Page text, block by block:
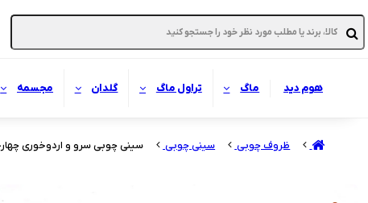
هوم دید ماگ تراول ماگ گلدان مجسمه
ظروف چوبی سینی چوبی سینی چوبی سرو و اردوخوری